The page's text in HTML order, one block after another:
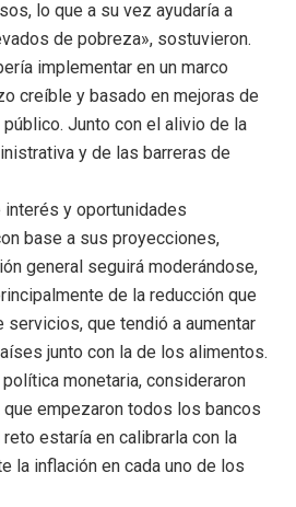
lo que a su vez ayudaría a
de pobreza», sostuvieron.
implementar en un marco
creíble y basado en mejoras de
Junto con el alivio de la
y de las barreras de
y oportunidades
base a sus proyecciones,
general seguirá moderándose,
de la reducción que
servicios, que tendió a aumentar
junto con la de los alimentos.
monetaria, consideraron
que empezaron todos los bancos
estaría en calibrarla con la
la inflación en cada uno de los